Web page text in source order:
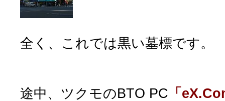
全く、これでは黒い墓標です。
途中、ツクモのBTO PC 「